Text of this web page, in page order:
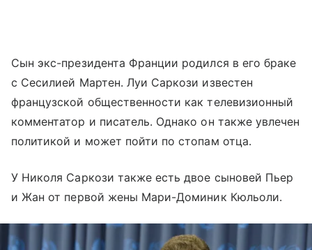
Сын экс-президента Франции родился в его браке
с Сесилией Мартен. Луи Саркози известен
французской общественности как телевизионный
комментатор и писатель. Однако он также увлечен
политикой и может пойти по стопам отца.
У Николя Саркози также есть двое сыновей Пьер
и Жан от первой жены Мари-Доминик Кюльоли.